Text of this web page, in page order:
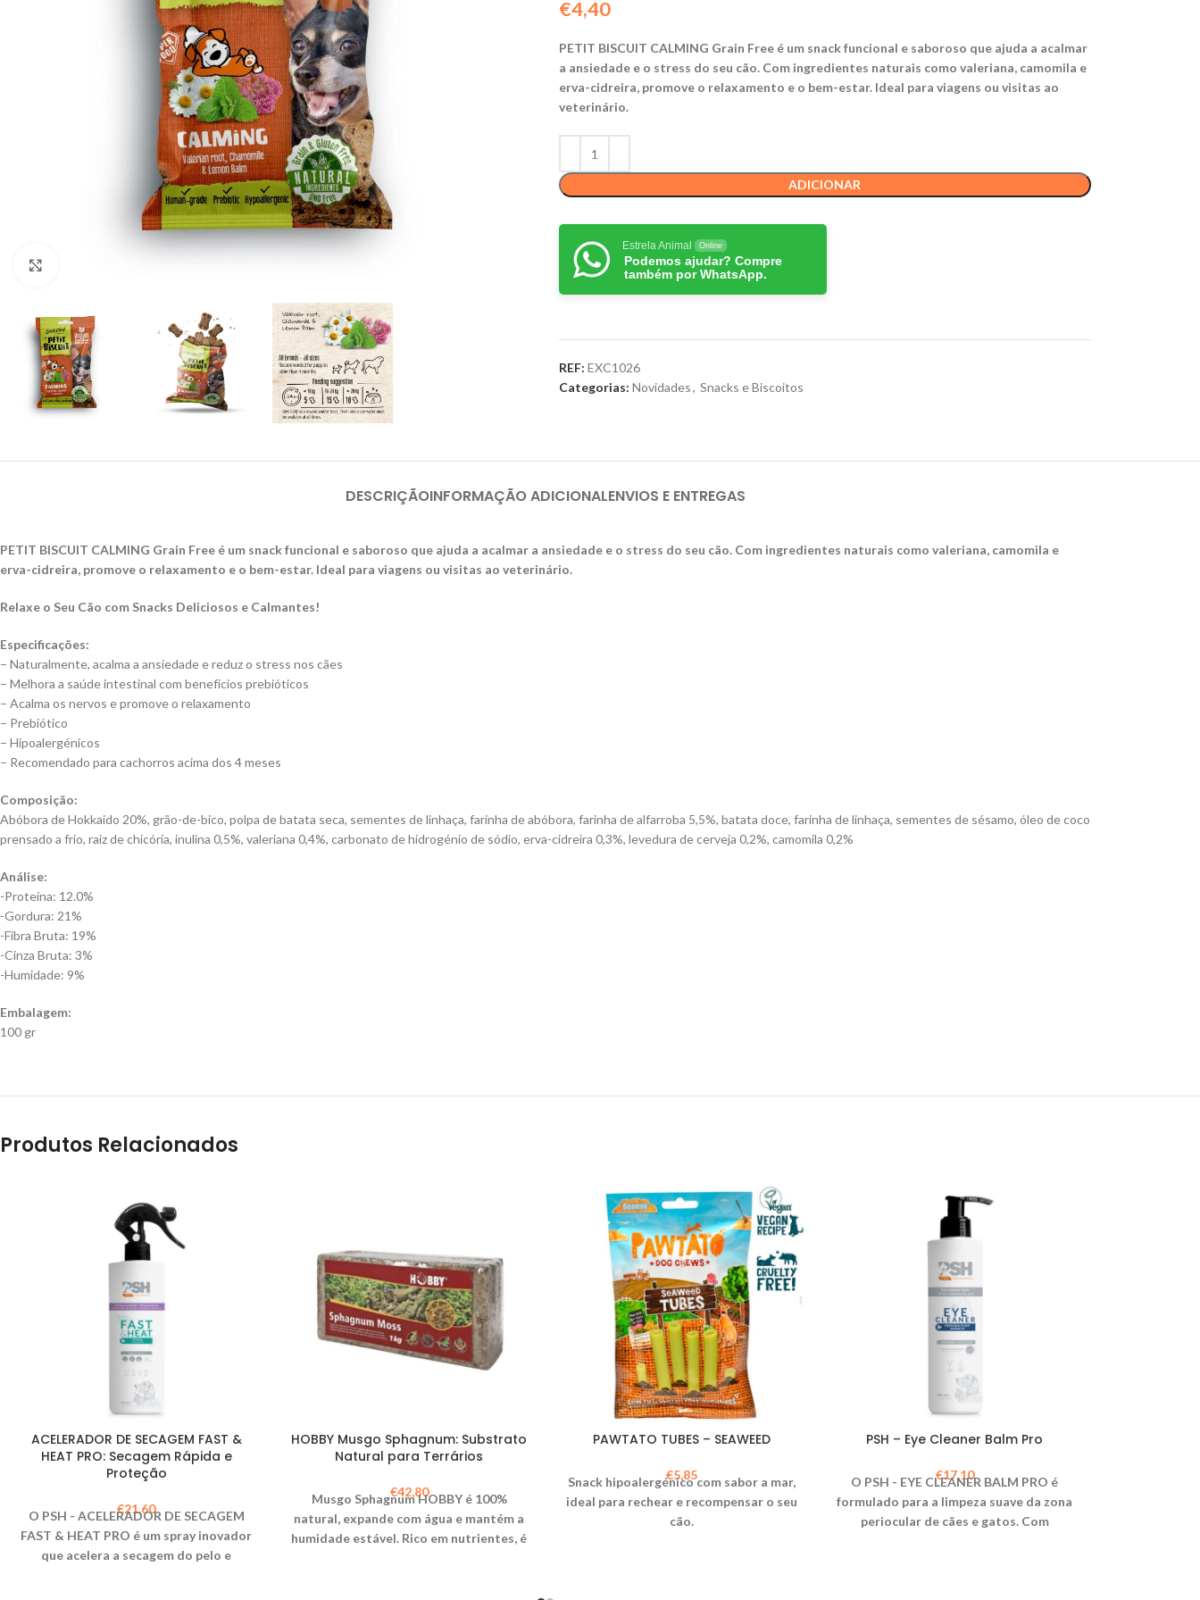
€4,40
PETIT BISCUIT CALMING Grain Free é um snack funcional e saboroso que ajuda a acalmar
a ansiedade e o stress do seu cão. Com ingredientes naturais como valeriana, camomila e
erva-cidreira, promove o relaxamento e o bem-estar. Ideal para viagens ou visitas ao
veterinário.
ADICIONAR
Estrela Animal Online
Podemos ajudar? Compre
também por WhatsApp.
REF: EXC1026
Categorias: Novidades, Snacks e Biscoitos
DESCRIÇÃOINFORMAÇÃO ADICIONALENVIOS E ENTREGAS
PETIT BISCUIT CALMING Grain Free é um snack funcional e saboroso que ajuda a acalmar a ansiedade e o stress do seu cão. Com ingredientes naturais como valeriana, camomila e
erva-cidreira, promove o relaxamento e o bem-estar. Ideal para viagens ou visitas ao veterinário.
Relaxe o Seu Cão com Snacks Deliciosos e Calmantes!
Especificações:
– Naturalmente, acalma a ansiedade e reduz o stress nos cães
– Melhora a saúde intestinal com benefícios prebióticos
– Acalma os nervos e promove o relaxamento
– Prebiótico
– Hipoalergénicos
– Recomendado para cachorros acima dos 4 meses
Composição:
Abóbora de Hokkaido 20%, grão-de-bico, polpa de batata seca, sementes de linhaça, farinha de abóbora, farinha de alfarroba 5,5%, batata doce, farinha de linhaça, sementes de sésamo, óleo de coco
prensado a frio, raiz de chicória, inulina 0,5%, valeriana 0,4%, carbonato de hidrogénio de sódio, erva-cidreira 0,3%, levedura de cerveja 0,2%, camomila 0,2%
Análise:
-Proteína: 12.0%
-Gordura: 21%
-Fibra Bruta: 19%
-Cinza Bruta: 3%
-Humidade: 9%
Embalagem:
100 gr
Produtos Relacionados
ACELERADOR DE SECAGEM FAST &
HEAT PRO: Secagem Rápida e
Proteção
€21,60
O PSH - ACELERADOR DE SECAGEM
FAST & HEAT PRO é um spray inovador
que acelera a secagem do pelo e
HOBBY Musgo Sphagnum: Substrato
Natural para Terrários
€42,80
Musgo Sphagnum HOBBY é 100%
natural, expande com água e mantém a
humidade estável. Rico em nutrientes, é
PAWTATO TUBES – SEAWEED
€5,85
Snack hipoalergénico com sabor a mar,
ideal para rechear e recompensar o seu
cão.
PSH – Eye Cleaner Balm Pro
€17,10
O PSH - EYE CLEANER BALM PRO é
formulado para a limpeza suave da zona
periocular de cães e gatos. Com